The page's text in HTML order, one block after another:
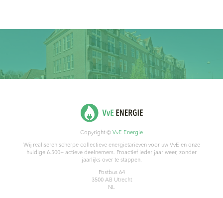
Copyright © VvE Energie
Wij realiseren scherpe collectieve energietarieven voor uw VvE en onze
huidige 6.500+ actieve deelnemers. Proactief ieder jaar weer, zonder
jaarlijks over te stappen.
Postbus 64
3500 AB Utrecht
NL